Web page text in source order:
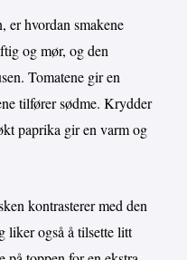
er hvordan smakene
og mør, og den
Tomatene gir en
tilfører sødme. Krydder
paprika gir en varm og
kontrasterer med den
liker også å tilsette litt